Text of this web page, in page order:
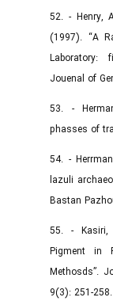
52. -
(1997). “A
Jouenal of
53. -
phasses of
54. -
lazuli
Bastan
55. -
Pigment
Methosds”.
9(3): 251-258.